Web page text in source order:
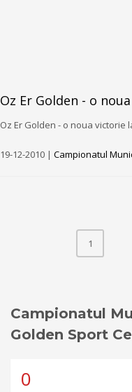
Oz Er Golden - o
Oz Er Golden - o noua victorie
19-12-2010 | Campionatul
1
Campionatul
Golden Sport
0